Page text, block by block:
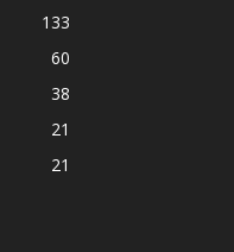
133
60
38
21
21